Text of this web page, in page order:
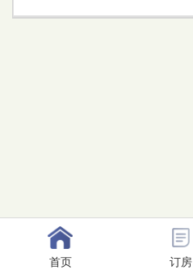
首页 订房